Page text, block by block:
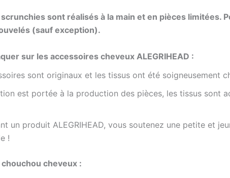
scrunchies sont réalisés à la main et en pièces
(sauf exception).
sur les accessoires cheveux ALEGRIHEAD :
sont originaux et les tissus ont été soigneusement
est portée à la production des pièces, les tissus sont
un produit ALEGRIHEAD, vous soutenez une petite et
!
cheveux :